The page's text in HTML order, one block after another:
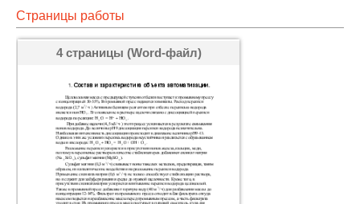
Страницы работы
4 страницы (Word-файл)